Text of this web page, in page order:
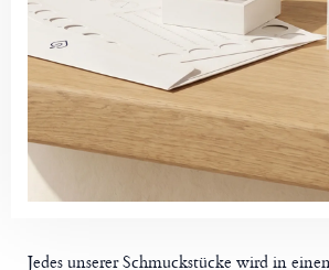
Jedes unserer Schmuckstücke wird in